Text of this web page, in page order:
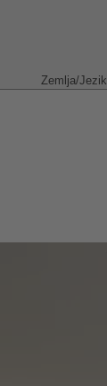
Zemlja/Jezik